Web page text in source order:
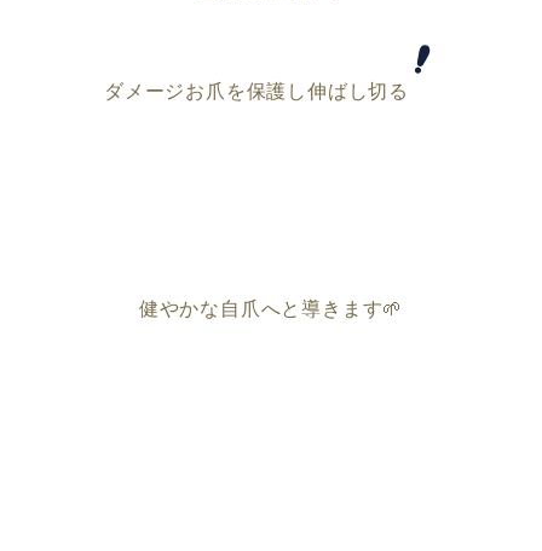
ダメージお爪を保護し伸ばし切る
健やかな自爪へと導きます🌱